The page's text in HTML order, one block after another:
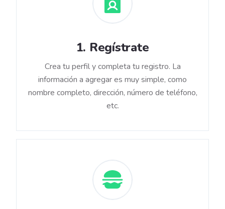
1. Regístrate
Crea tu perfil y completa tu registro. La
información a agregar es muy simple, como
nombre completo, dirección, número de teléfono,
etc.